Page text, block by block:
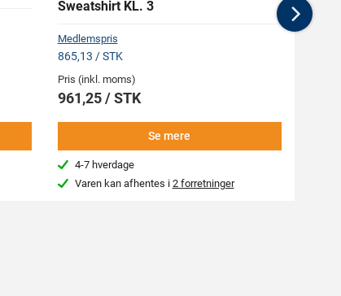
Sweatshirt KL. 3
Medlemspris
865,13 / STK
Pris (inkl. moms)
961,25 / STK
Se mere
4-7 hverdage
Varen kan afhentes i 2 forretninger